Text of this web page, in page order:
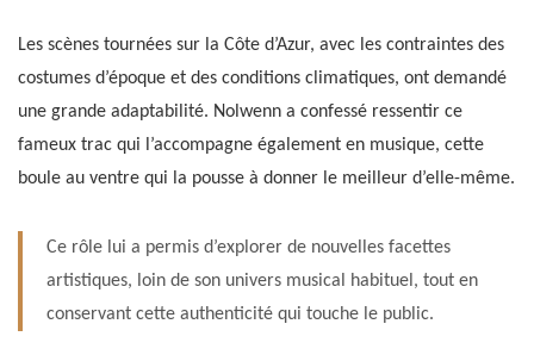
Les scènes tournées sur la Côte d’Azur, avec les contraintes des
costumes d’époque et des conditions climatiques, ont demandé
une grande adaptabilité. Nolwenn a confessé ressentir ce
fameux trac qui l’accompagne également en musique, cette
boule au ventre qui la pousse à donner le meilleur d’elle-même.
Ce rôle lui a permis d’explorer de nouvelles facettes
artistiques, loin de son univers musical habituel, tout en
conservant cette authenticité qui touche le public.